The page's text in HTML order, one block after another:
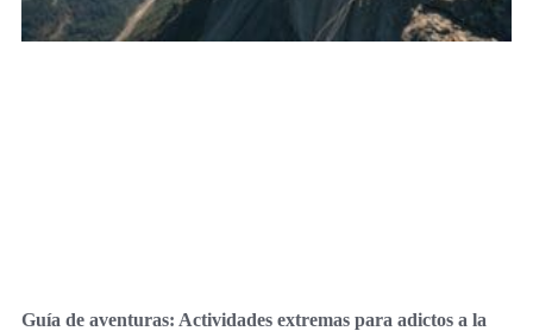
Guía de aventuras: Actividades extremas para adictos a la